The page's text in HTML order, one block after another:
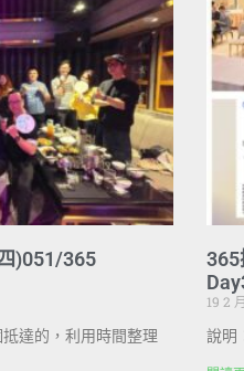
)051/365
達的，利用時間整理
19 2
說明